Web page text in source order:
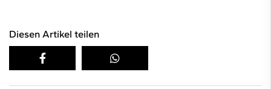
Diesen Artikel teilen